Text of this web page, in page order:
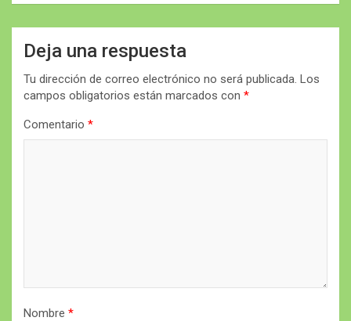
Deja una respuesta
Tu dirección de correo electrónico no será publicada. Los
campos obligatorios están marcados con *
Comentario *
Nombre *